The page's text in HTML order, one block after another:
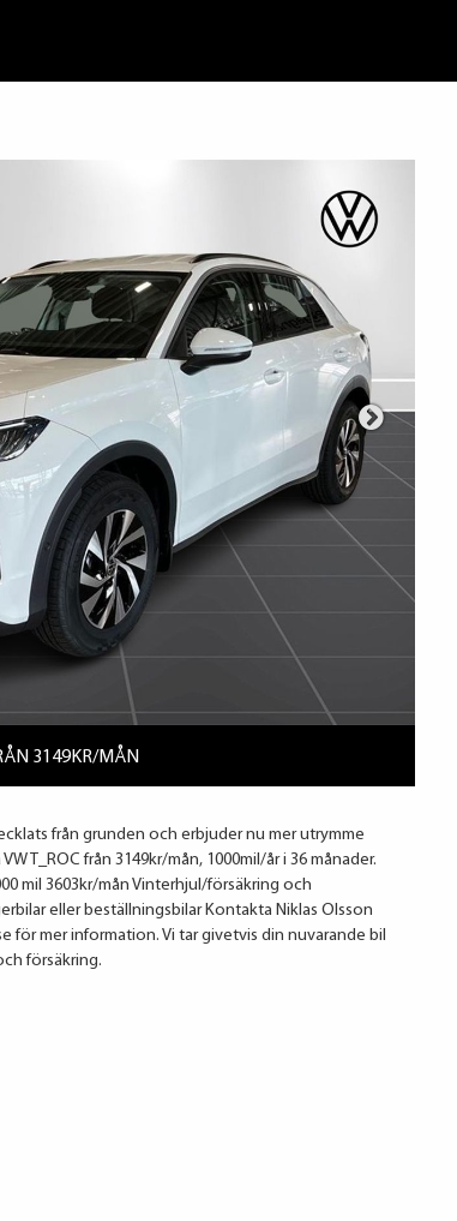
3149KR/MÅN
från grunden och erbjuder nu mer utrymme
T_ROC från 3149kr/mån, 1000mil/år i 36 månader.
mil 3603kr/mån Vinterhjul/försäkring och
eller beställningsbilar Kontakta Niklas Olsson
för mer information. Vi tar givetvis din nuvarande bil
försäkring.